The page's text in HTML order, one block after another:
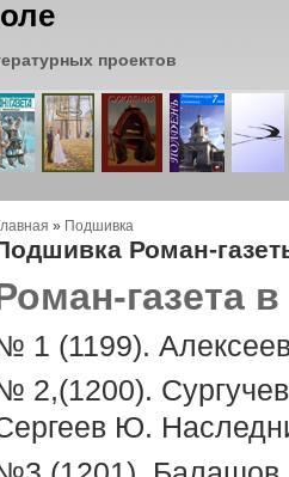
проектов
здесь
» Подшивка
Роман-
газета
1 (1199).
2,(1200).
Ю.